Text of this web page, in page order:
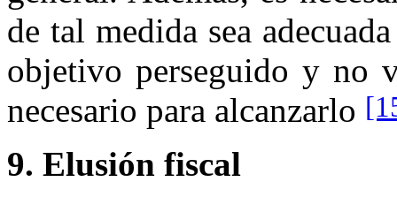
de tal medida sea
objetivo perseguido y no
necesario para alcanzarlo
9. Elusión fiscal